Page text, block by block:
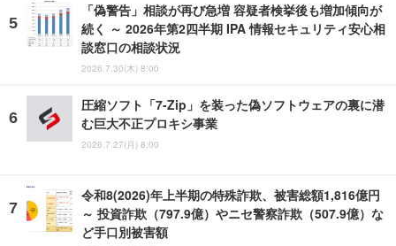
「偽警告」相談が再び急増 容疑者検挙後も増加傾向が
続く ～ 2026年第2四半期 IPA 情報セキュリティ安心相
談窓口の相談状況
2026.7.30(木) 8:00
圧縮ソフト「7-Zip」を装った偽ソフトウェアの裏に潜
む巨大不正プロキシ事業
2026.7.27(月) 8:00
令和8(2026)年上半期の特殊詐欺、被害総額1,816億円
～ 投資詐欺（797.9億）やニセ警察詐欺（507.9億）な
ど手口別被害額